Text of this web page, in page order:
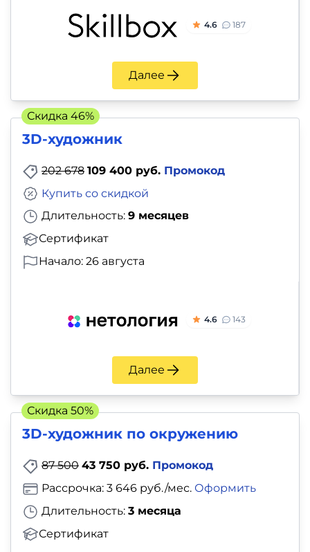
4.6 187
Далее
3D-художник
202 678 109 400 руб. Промокод
Длительность: 9 месяцев
Сертификат
Купить со скидкой
Начало: 26 августа
4.6 143
Далее
Скидка 46%
3D-художник по окружению
87 500 43 750 руб. Промокод
Длительность: 3 месяца
Сертификат
Рассрочка: 3 646 руб./мес. Оформить
Скидка 50%